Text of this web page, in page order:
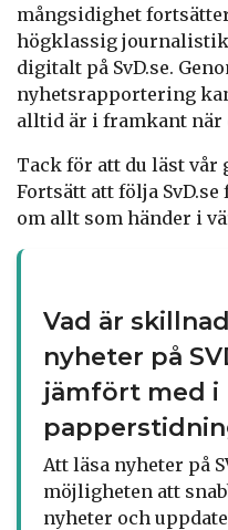
mångsidighet
högklassig
digitalt på SvD.se.
nyhetsrapportering
alltid är i framkant när
Tack för att du läst vår
Fortsätt att följa
om allt som händer i
Vad är
nyheter på
jämfört med i
Att läsa nyheter på
möjligheten att
nyheter och